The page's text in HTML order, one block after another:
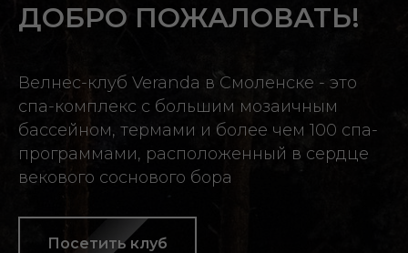
ДОБРО ПОЖАЛОВАТЬ!
Велнес-клуб Veranda в Смоленске - это
спа-комплекс с большим мозаичным
бассейном, термами и более чем 100 спа-
программами, расположенный в сердце
векового соснового бора
Посетить клуб